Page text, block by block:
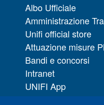
Albo Ufficiale
Amministrazione
Unifi official store
Attuazione misure
Bandi e concorsi
Intranet
UNIFI App